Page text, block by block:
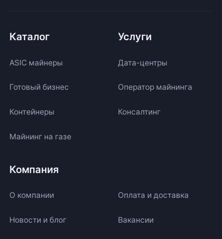
Каталог
ASIC майнеры
Готовый бизнес
Контейнеры
Майнинг на газе
Услуги
Дата-центры
Оператор майнинга
Консалтинг
Компания
О компании Оплата и доставка
Новости и блог Вакансии